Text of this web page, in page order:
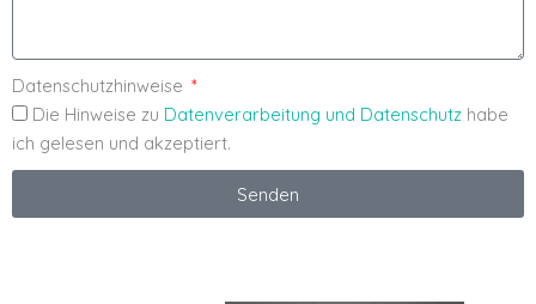
Datenschutzhinweise
Die Hinweise zu Datenverarbeitung und Datenschutz habe
ich gelesen und akzeptiert.
Senden